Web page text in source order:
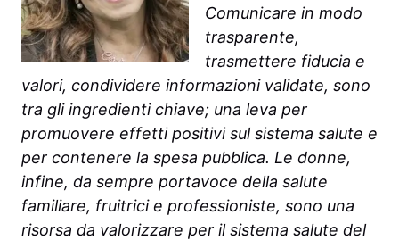
Comunicare in modo
trasparente,
trasmettere fiducia e
valori, condividere informazioni validate, sono
tra gli ingredienti chiave; una leva per
promuovere effetti positivi sul sistema salute e
per contenere la spesa pubblica. Le donne,
infine, da sempre portavoce della salute
familiare, fruitrici e professioniste, sono una
risorsa da valorizzare per il sistema salute del